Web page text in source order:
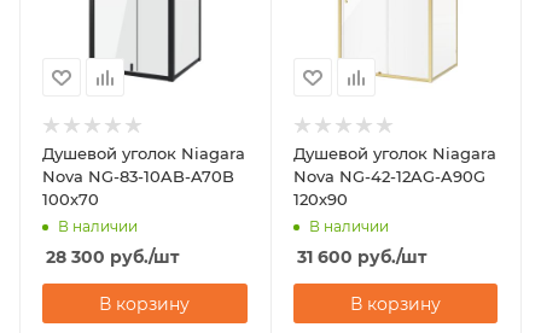
Душевой уголок Niagara
Nova NG-83-10AB-A70B
100х70
В наличии
28 300 руб./шт
В корзину
Душевой уголок Niagara
Nova NG-42-12AG-A90G
120х90
В наличии
31 600 руб./шт
В корзину